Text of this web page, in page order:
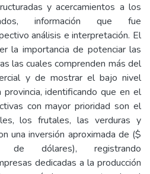
y acercamientos a los
información que fue
análisis e interpretación. El
la importancia de potenciar las
las cuales comprenden más del
y de mostrar el bajo nivel
identificando que en el
con mayor prioridad son el
los frutales, las verduras y
una inversión aproximada de ($
de dólares), registrando
dedicadas a la producción